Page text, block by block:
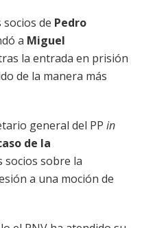
de Pedro
a Miguel
la entrada en prisión
de la manera más
general del PP in
de la
socios sobre la
a una moción de